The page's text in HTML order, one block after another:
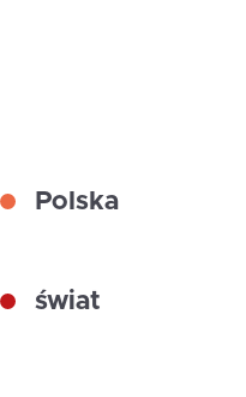
Polska
świat